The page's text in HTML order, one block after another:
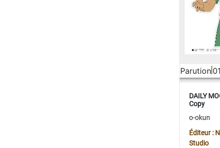
Parution
DAILY
Copy
o-okun
Éditeur :
Studio